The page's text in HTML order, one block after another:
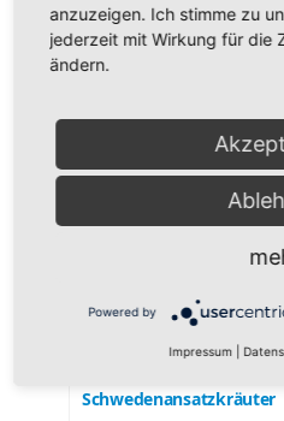
inkl. 7 % MwSt.
Versandkosten
Schwedenansatzkräuter
anzuzeigen. Ich stimme zu
jederzeit mit Wirkung für die
ändern.
Powered by
Impressum